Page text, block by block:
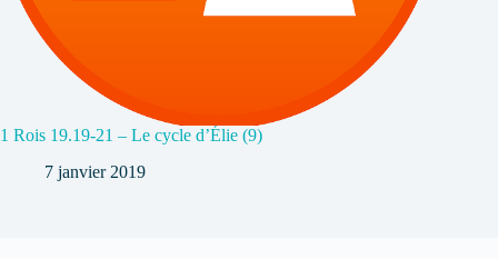
1 Rois 19.19-21 – Le cycle d’Élie (9)
7 janvier 2019